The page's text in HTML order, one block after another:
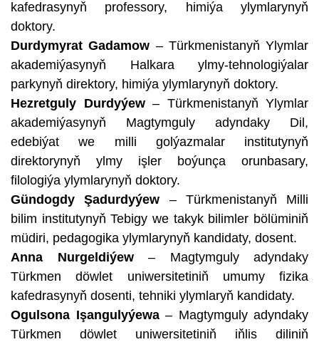
kafedrasynyň professory, himiýa ylymlarynyň
doktory.
Durdymyrat Gadamow – Türkmenistanyň Ylymlar
akademiýasynyň Halkara ylmy-tehnologiýalar
parkynyň direktory, himiýa ylymlarynyň doktory.
Hezretguly Durdyýew– Türkmenistanyň Ylymlar
akademiýasynyň Magtymguly adyndaky Dil,
edebiýat we milli golýazmalar institutynyň
direktorynyň ylmy işler boýunça orunbasary,
filologiýa ylymlarynyň doktory.
Gündogdy Şadurdyýew – Türkmenistanyň Milli
bilim institutynyň Tebigy we takyk bilimler bölüminiň
müdiri, pedagogika ylymlarynyň kandidaty, dosent.
Anna Nurgeldiýew– Magtymguly adyndaky
Türkmen döwlet uniwersitetiniň umumy fizika
kafedrasynyň dosenti, tehniki ylymlaryň kandidaty.
Ogulsona Işangulyýewa– Magtymguly adyndaky
Türkmen döwlet uniwersitetiniň iňlis diliniň